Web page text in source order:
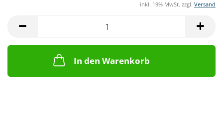
inkl. 19% MwSt. zzgl. Versand
In den Warenkorb